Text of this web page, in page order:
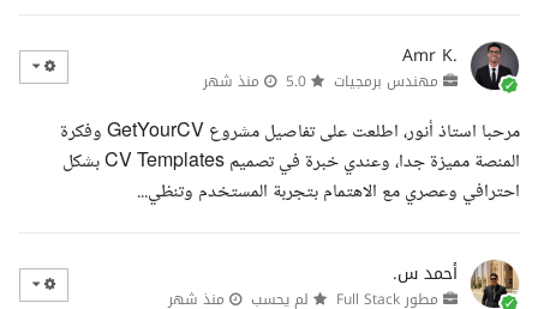
Amr K.
مهندس برمجيات منذ شهر
مرحبا استاذ أنور، اطلعت على تفاصيل مشروع GetYourCV وفكرة
المنصة مميزة جدا، وعندي خبرة في تصميم CV Templates بشكل
احترافي وعصري مع الاهتمام بتجربة المستخدم وتنظي...
أحمد س.
مطور Full Stack لم يحسب منذ شهر